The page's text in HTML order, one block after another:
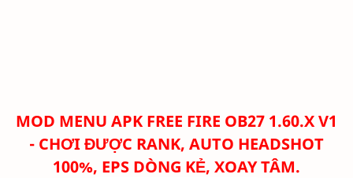
MOD MENU APK FREE FIRE OB27 1.60.X V1
- CHƠI ĐƯỢC RANK, AUTO HEADSHOT
100%, EPS DÒNG KẺ, XOAY TÂM.